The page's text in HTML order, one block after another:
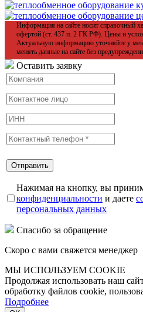
Информация на сайте носит справочный
офертой (ст. 437 п. 2 ГК РФ). Цены и
Актуальную информацию уточняйте у
менять данные на сайте без
Оставить заявку
Нажимая на кнопку, вы
конфиденциальности и даете
персональных данных
Спасибо за обращение
Скоро с вами свяжется менеджер
МЫ ИСПОЛЬЗУЕМ COOKIE
Продолжая использовать наш
обработку файлов cookie,
Подробнее